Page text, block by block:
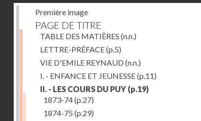
Première image
PAGE DE TITRE
TABLE DES MATIÈRES (n.n.)
LETTRE-PRÉFACE(p.5)
VIE D'EMILE REYNAUD (n.n.)
I. - ENFANCE ET JEUNESSE(p.11)
II. - LES COURS DU PUY (p.19)
1873-74(p.27)
1874-75 (p.29)